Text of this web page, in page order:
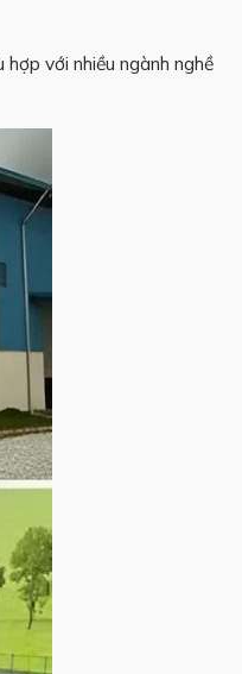
với nhiều ngành nghề